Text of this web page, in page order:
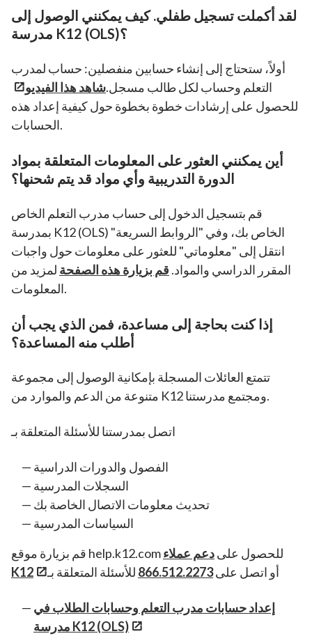
لقد أكملت تسجيل طفلي. كيف يمكنني الوصول إلى
مدرسة K12 (OLS)؟
أولاً، ستحتاج إلى إنشاء حسابين منفصلين: حساب لمدرب
التعلم وحساب لكل طالب مسجل.شاهد هذا الفيديو
للحصول على إرشادات خطوة بخطوة حول كيفية إعداد هذه
الحسابات.
أين يمكنني العثور على المعلومات المتعلقة بمواد
الدورة التدريبية وأي مواد قد يتم شحنها؟
قم بتسجيل الدخول إلى حساب مدرب التعلم الخاص
بمدرسة K12 (OLS) الخاص بك، وفي "الروابط السريعة"
انتقل إلى "معلوماتي" للعثور على معلومات حول واجبات
المقرر الدراسي والمواد. قم بزيارة هذه الصفحة لمزيد من
المعلومات.
إذا كنت بحاجة إلى مساعدة، فمن الذي يجب أن
أطلب منه المساعدة؟
تتمتع العائلات المسجلة بإمكانية الوصول إلى مجموعة
متنوعة من الدعم والموارد من K12 ومجتمع مدرستنا.
اتصل بمدرستنا للأسئلة المتعلقة بـ
الفصول والدورات الدراسية
السجلات المدرسية
تحديث معلومات الاتصال الخاصة بك
السياسات المدرسية
قم بزيارة موقع help.k12.com للحصول علىدعم عملاء
K12
أو اتصل على866.512.2273 للأسئلة المتعلقة بـ
إعداد حسابات مدرب التعلم وحسابات الطلاب في
مدرسة K12 (OLS)